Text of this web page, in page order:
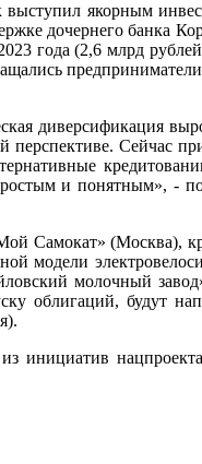
якорным
дочернего банка
года (2,6 млрд
диверсификация
перспективе. Сейчас
и понятным», -
Самокат» (Москва),
модели
молочный
облигаций, будут
инициатив